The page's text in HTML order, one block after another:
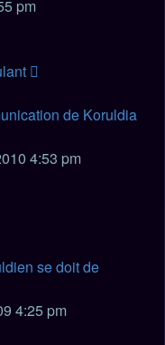
pm
de Koruldia
4:53 pm
se doit de
4:25 pm